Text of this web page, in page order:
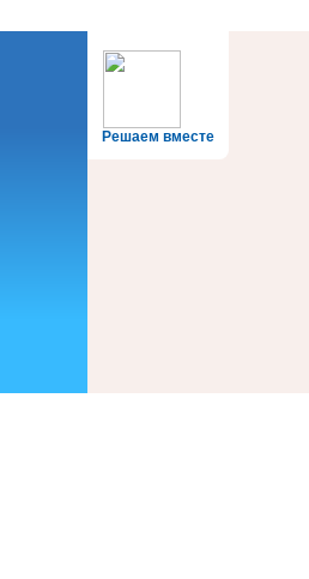
Решаем вместе